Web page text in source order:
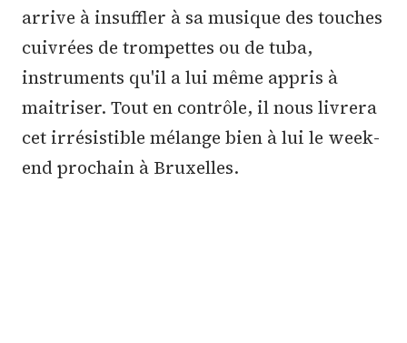
arrive à insuffler à sa musique des touches
cuivrées de trompettes ou de tuba,
instruments qu'il a lui même appris à
maitriser. Tout en contrôle, il nous livrera
cet irrésistible mélange bien à lui le week-
end prochain à Bruxelles.